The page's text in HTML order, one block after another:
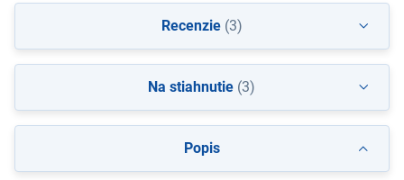
Popis
Recenzie(3)
Na stiahnutie (3)